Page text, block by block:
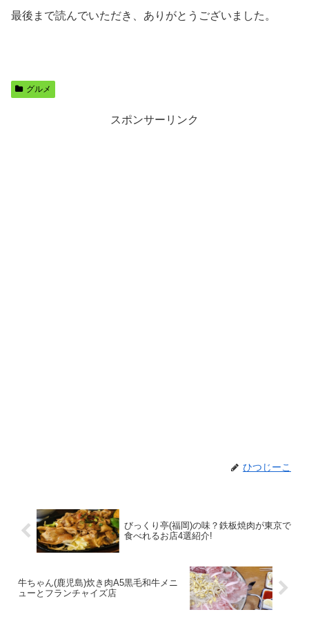
最後まで読んでいただき、ありがとうございました。
グルメ
スポンサーリンク
ひつじーこ
びっくり亭(福岡)の味？鉄板焼肉が東京で
食べれるお店4選紹介!
牛ちゃん(鹿児島)炊き肉A5黒毛和牛メニ
ューとフランチャイズ店